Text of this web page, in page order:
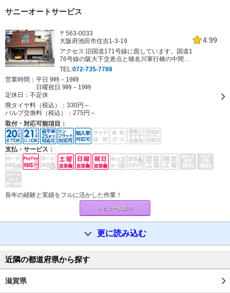
サニーオートサービス
4.99
〒563-0033
大阪府池田市住吉1-3-19
アクセス:旧国道171号線に面しています。国道1
76号線の阪大下交差点と猪名川軍行橋の中間に
店舗がございます。
TEL:072-735-7788
営業時間：平日 9時－19時
日曜祝日 9時－19時
定休日： 不定休
廃タイヤ料（税込）： 330円～
バルブ交換料（税込）： 275円～
取付・対応可能項目：
支払・サービス：
長年の経験と実績をフルに活かした作業！
レビュー掲載中
更に読み込む
近隣の都道府県から探す
滋賀県